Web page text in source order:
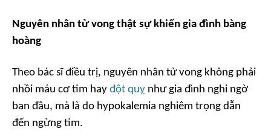
Nguyên nhân tử vong thật sự khiến gia đình bàng
hoàng
Theo bác sĩ điều trị, nguyên nhân tử vong không phải
nhồi máu cơ tim hay đột quỵ như gia đình nghi ngờ
ban đầu, mà là do hypokalemia nghiêm trọng dẫn
đến ngừng tim.